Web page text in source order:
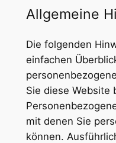
Allgemeine
Die folgenden
einfachen
Sie diese Website
mit denen Sie
können.